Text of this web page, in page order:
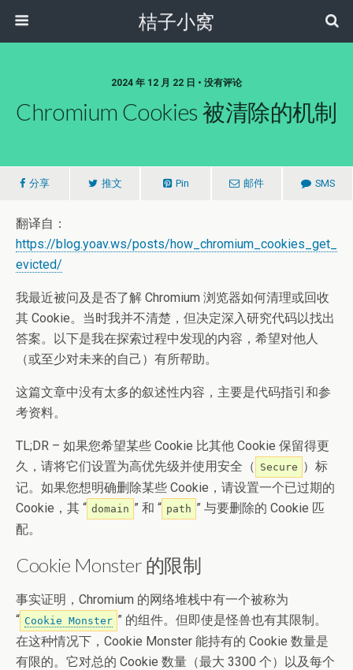
桔子小窝
2024 年 12 月 22 日 • 没有评论
Chromium Cookies 被清除的机制
分享 推文 Pin 邮件 SMS
翻译自：
https://blog.yoav.ws/posts/how_chromium_cookies_get_
evicted/
我最近被问及是否了解 Chromium 浏览器如何清理或回收
其 Cookie。当时我并不清楚，但决定深入研究代码以找出
答案。以下是我在探索过程中发现的内容，希望对他人
（或至少对未来的自己）有所帮助。
这篇文章中没有太多的叙述性内容，主要是代码指引和参
考资料。
TL;DR – 如果您希望某些 Cookie 比其他 Cookie 保留得更
久，请将它们设置为高优先级并使用安全（ Secure ）标
记。如果您想明确删除某些 Cookie，请设置一个已过期的
Cookie，其 “ domain ” 和 “ path ” 与要删除的 Cookie 匹
配。
Cookie Monster 的限制
事实证明，Chromium 的网络堆栈中有一个被称为
“ Cookie Monster ” 的组件。但即使是怪兽也有其限制。
在这种情况下，Cookie Monster 能持有的 Cookie 数量是
有限的。它对总的 Cookie 数量（最大 3300 个）以及每个